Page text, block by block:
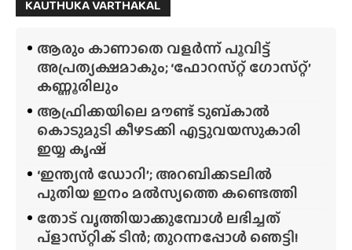
KAUTHUKA VARTHAKAL
ആരും കാണാതെ വളർന്ന് പൂവിട്ട്
അപ്രത്യക്ഷമാകും; ‘ഫോറസ്‌റ്റ്‌ ഗോസ്‌റ്റ്’
കണ്ണൂരിലും
ആഫ്രിക്കയിലെ മൗണ്ട് ടുബ്‌കാൽ
കൊടുമുടി കീഴടക്കി എട്ടുവയസുകാരി
ഇയ്യ കൃഷ്
‘ഇന്ത്യൻ ഡോറി’; അറബിക്കടലിൽ
പുതിയ ഇനം മൽസ്യത്തെ കണ്ടെത്തി
തോട് വൃത്തിയാക്കുമ്പോൾ ലഭിച്ചത്
പ്‌ളാസ്‌റ്റിക് ടിൻ; തുറന്നപ്പോൾ ഞെട്ടി!